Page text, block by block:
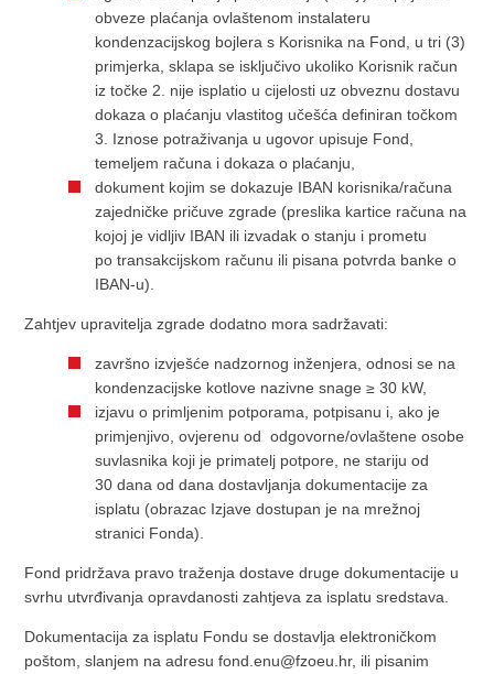
obveze plaćanja ovlaštenom instalateru
kondenzacijskog bojlera s Korisnika na Fond, u tri (3)
primjerka, sklapa se isključivo ukoliko Korisnik račun
iz točke 2. nije isplatio u cijelosti uz obveznu dostavu
dokaza o plaćanju vlastitog učešća definiran točkom
3. Iznose potraživanja u ugovor upisuje Fond,
temeljem računa i dokaza o plaćanju,
dokument kojim se dokazuje IBAN korisnika/računa
zajedničke pričuve zgrade (preslika kartice računa na
kojoj je vidljiv IBAN ili izvadak o stanju i prometu
po transakcijskom računu ili pisana potvrda banke o
IBAN-u).
Zahtjev upravitelja zgrade dodatno mora sadržavati:
završno izvješće nadzornog inženjera, odnosi se na
kondenzacijske kotlove nazivne snage ≥ 30 kW,
izjavu o primljenim potporama, potpisanu i, ako je
primjenjivo, ovjerenu od odgovorne/ovlaštene osobe
suvlasnika koji je primatelj potpore, ne stariju od
30 dana od dana dostavljanja dokumentacije za
isplatu (obrazac Izjave dostupan je na mrežnoj
stranici Fonda).
Fond pridržava pravo traženja dostave druge dokumentacije u
svrhu utvrđivanja opravdanosti zahtjeva za isplatu sredstava.
Dokumentacija za isplatu Fondu se dostavlja elektroničkom
poštom, slanjem na adresu fond.enu@fzoeu.hr, ili pisanim